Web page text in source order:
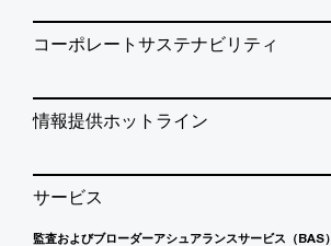
コーポレートサステナビリティ
情報提供ホットライン
サービス
監査およびブローダーアシュアランスサービス（BAS）